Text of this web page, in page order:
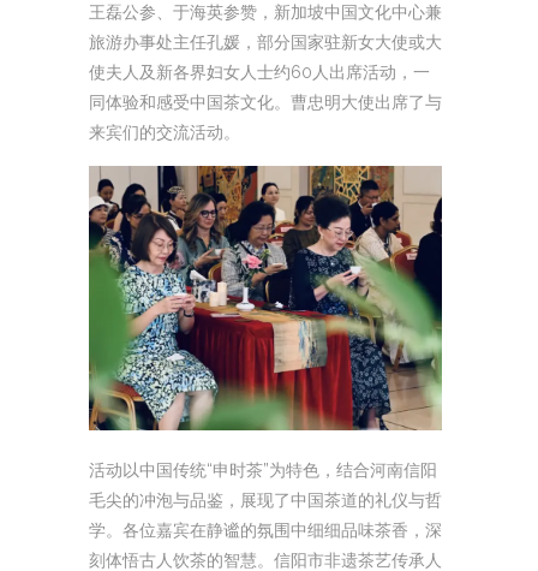
王磊公参、于海英参赞，新加坡中国文化中心兼
旅游办事处主任孔媛，部分国家驻新女大使或大
使夫人及新各界妇女人士约60人出席活动，一
同体验和感受中国茶文化。曹忠明大使出席了与
来宾们的交流活动。
活动以中国传统“申时茶”为特色，结合河南信阳
毛尖的冲泡与品鉴，展现了中国茶道的礼仪与哲
学。各位嘉宾在静谧的氛围中细细品味茶香，深
刻体悟古人饮茶的智慧。信阳市非遗茶艺传承人